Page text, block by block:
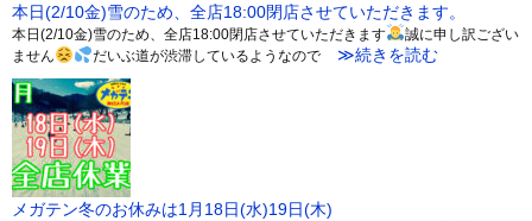
本日(2/10金)雪のため、全店18:00閉店させていただきます。
本日(2/10金)雪のため、全店18:00閉店させていただきます
誠に申し訳ござい
ません
だいぶ道が渋滞しているようなので≫続きを読む
メガテン冬のお休みは1月18日(水)19日(木)